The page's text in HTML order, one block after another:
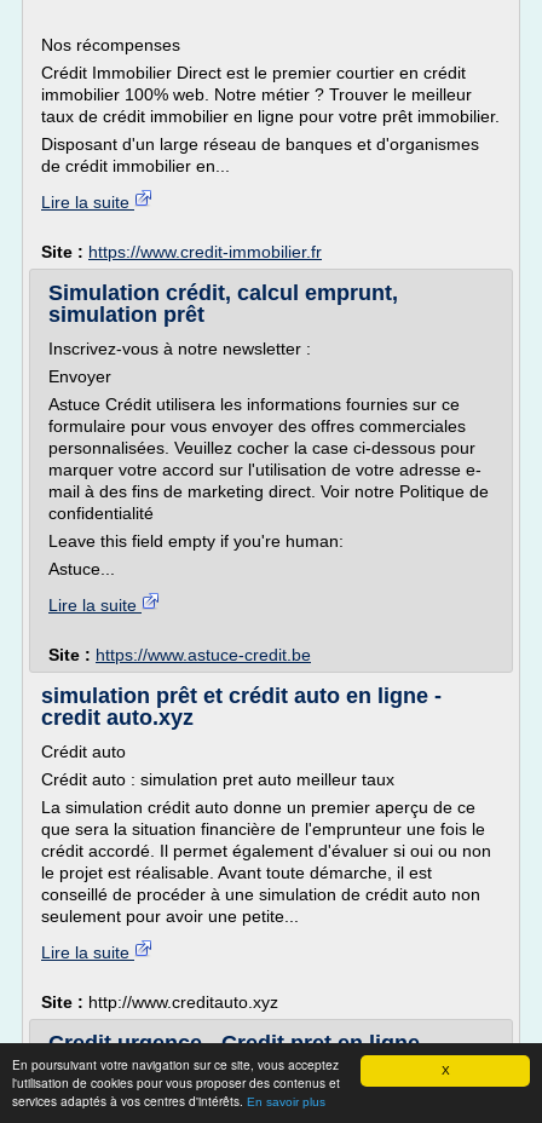
X
En poursuivant votre navigation sur ce site, vous acceptez
l'utilisation de cookies pour vous proposer des contenus et
services adaptés à vos centres d'intérêts. En savoir plus
Nos récompenses
Crédit Immobilier Direct est le premier courtier en crédit
immobilier 100% web. Notre métier ? Trouver le meilleur
taux de crédit immobilier en ligne pour votre prêt immobilier.
Disposant d'un large réseau de banques et d'organismes
de crédit immobilier en...
Lire la suite
Site : https://www.credit-immobilier.fr
Simulation crédit, calcul emprunt,
simulation prêt
Inscrivez-vous à notre newsletter :
Envoyer
Astuce Crédit utilisera les informations fournies sur ce
formulaire pour vous envoyer des offres commerciales
personnalisées. Veuillez cocher la case ci-dessous pour
marquer votre accord sur l'utilisation de votre adresse e-
mail à des fins de marketing direct. Voir notre Politique de
confidentialité
Leave this field empty if you're human:
Astuce...
Lire la suite
Site : https://www.astuce-credit.be
simulation prêt et crédit auto en ligne -
credit auto.xyz
Crédit auto
Crédit auto : simulation pret auto meilleur taux
La simulation crédit auto donne un premier aperçu de ce
que sera la situation financière de l'emprunteur une fois le
crédit accordé. Il permet également d'évaluer si oui ou non
le projet est réalisable. Avant toute démarche, il est
conseillé de procéder à une simulation de crédit auto non
seulement pour avoir une petite...
Lire la suite
Site : http://www.creditauto.xyz
Credit urgence - Credit pret en ligne,
demande de prêt et ...
Merci pour la rapidité d envoi du dossier et l efficacité au